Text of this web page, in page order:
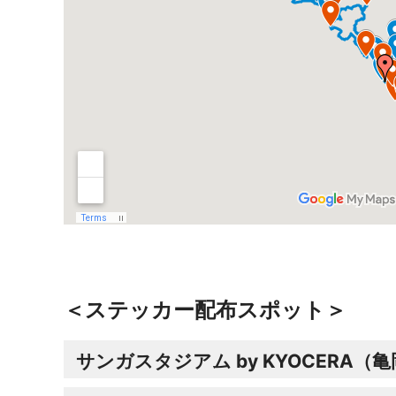
＜ステッカー配布スポット＞
サンガスタジアム by KYOCERA（亀